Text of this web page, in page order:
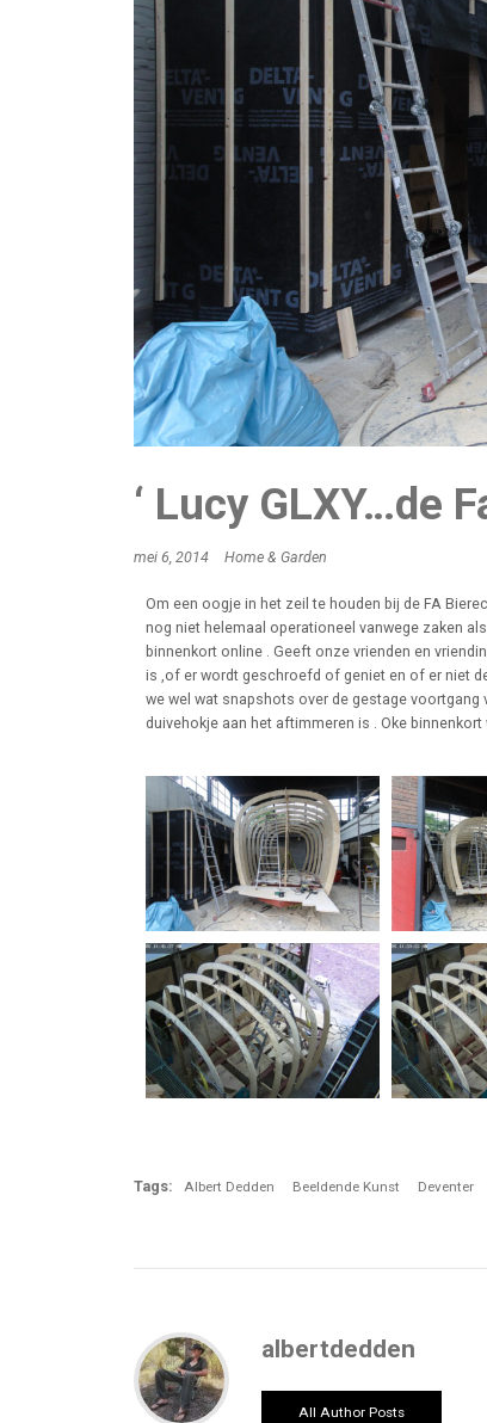
‘ Lucy GLXY…de
mei 6, 2014 Home & Garden
Om een oogje in het zeil te houden bij de FA
nog niet helemaal operationeel vanwege zaken
binnenkort online . Geeft onze vrienden en
is ,of er wordt geschroefd of geniet en of er niet
we wel wat snapshots over de gestage
duivehokje aan het aftimmeren is . Oke binnenkort
Tags: Albert Dedden Beeldende Kunst Deventer
albertdedden
All Author Posts